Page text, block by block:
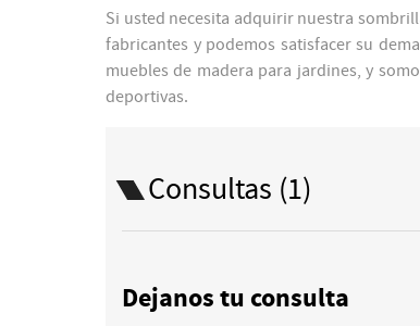
Si usted necesita adquirir nuestra
fabricantes y podemos satisfacer su
muebles de madera para jardines, y
deportivas.
Consultas (1)
Dejanos tu consulta